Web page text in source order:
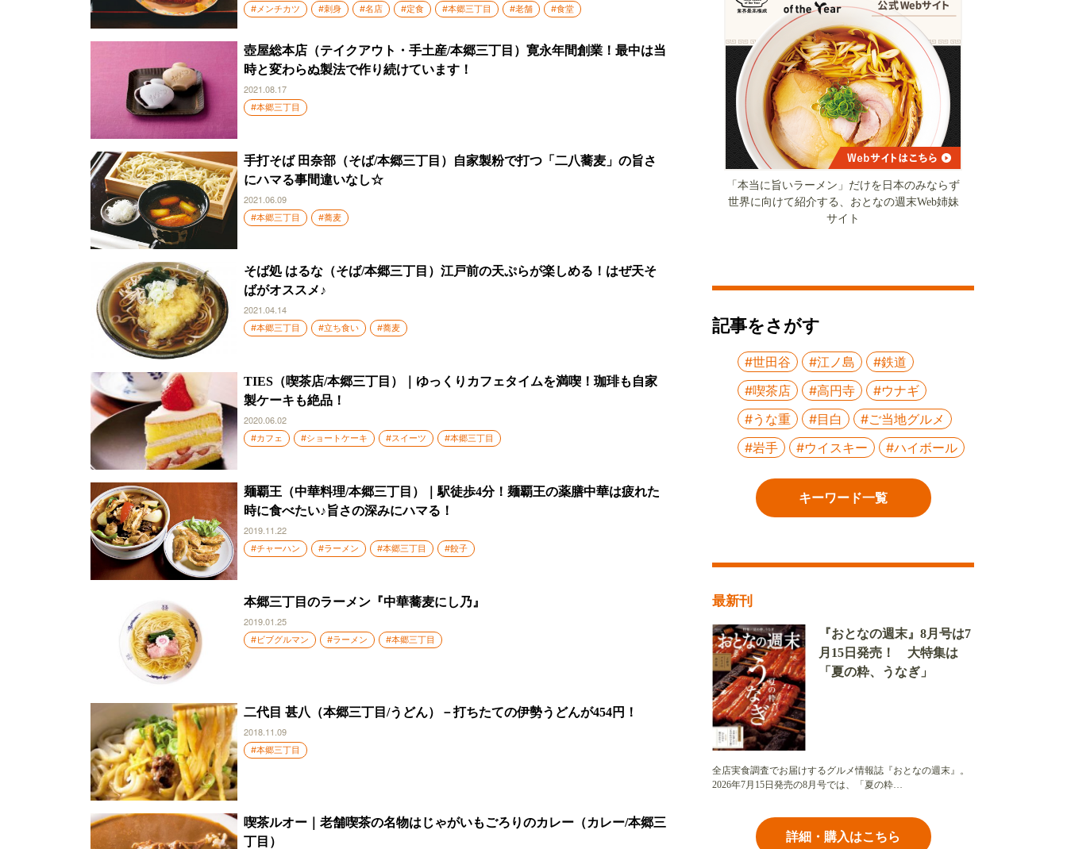
#メンチカツ #刺身 #名店 #定食 #本郷三丁目 #老舗 #食堂
壺屋総本店（テイクアウト・手土産/本郷三丁目）寛永年間創業！最中は当
時と変わらぬ製法で作り続けています！
2021.08.17
#本郷三丁目
手打そば 田奈部（そば/本郷三丁目）自家製粉で打つ「二八蕎麦」の旨さ
にハマる事間違いなし☆
2021.06.09
#本郷三丁目 #蕎麦
そば処 はるな（そば/本郷三丁目）江戸前の天ぷらが楽しめる！はぜ天そ
ばがオススメ♪
2021.04.14
#本郷三丁目 #立ち食い #蕎麦
TIES（喫茶店/本郷三丁目）｜ゆっくりカフェタイムを満喫！珈琲も自家
製ケーキも絶品！
2020.06.02
#カフェ #ショートケーキ #スイーツ #本郷三丁目
麺覇王（中華料理/本郷三丁目）｜駅徒歩4分！麺覇王の薬膳中華は疲れた
時に食べたい♪旨さの深みにハマる！
2019.11.22
#チャーハン #ラーメン #本郷三丁目 #餃子
本郷三丁目のラーメン『中華蕎麦にし乃』
2019.01.25
#ビブグルマン #ラーメン #本郷三丁目
二代目 甚八（本郷三丁目/うどん）－打ちたての伊勢うどんが454円！
2018.11.09
#本郷三丁目
喫茶ルオー｜老舗喫茶の名物はじゃがいもごろりのカレー（カレー/本郷三
丁目）
「本当に旨いラーメン」だけを日本のみならず
世界に向けて紹介する、おとなの週末Web姉妹
サイト
記事をさがす
#世田谷 #江ノ島
#鉄道
#喫茶店
#高円寺
#ウナギ
#うな重
#目白
#ご当地グルメ
#岩手
#ウイスキー #ハイボール
キーワード一覧
最新刊
『おとなの週末』8月号は7
月15日発売！ 大特集は
「夏の粋、うなぎ」
全店実食調査でお届けするグルメ情報誌『おとなの週末』。
2026年7月15日発売の8月号では、「夏の粋…
詳細・購入はこちら